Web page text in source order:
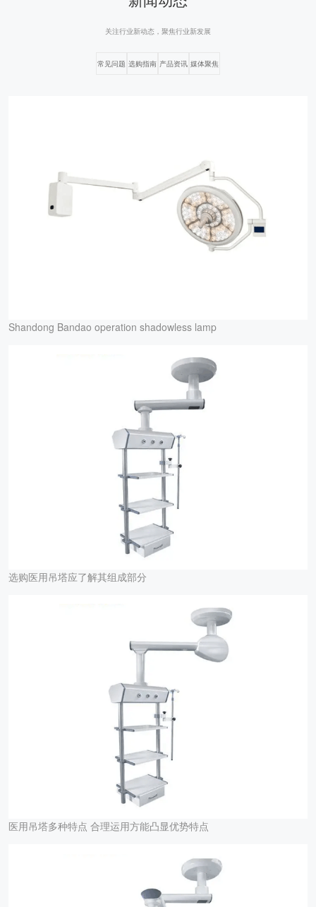
关注行业新动态，聚焦行业新发展
常见问题 选购指南 产品资讯 媒体聚焦
Shandong Bandao operation shadowless lamp
选购医用吊塔应了解其组成部分
医用吊塔多种特点 合理运用方能凸显优势特点